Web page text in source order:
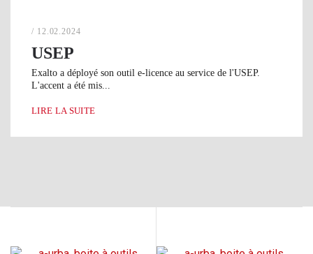
/ 12.02.2024
USEP
Exalto a déployé son outil e-licence au service de l'USEP.
L'accent a été mis...
LIRE LA SUITE